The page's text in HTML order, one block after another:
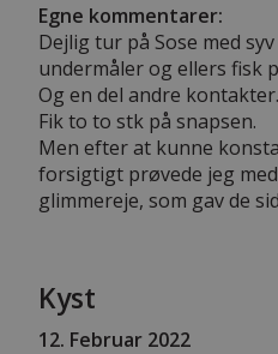
Egne kommentarer:
Dejlig tur på Sose med
undermåler og ellers fisk
Og en del andre kontakter.
Fik to to stk på snapsen.
Men efter at kunne
forsigtigt prøvede jeg
glimmereje, som gav de
Kyst
12. Februar 2022